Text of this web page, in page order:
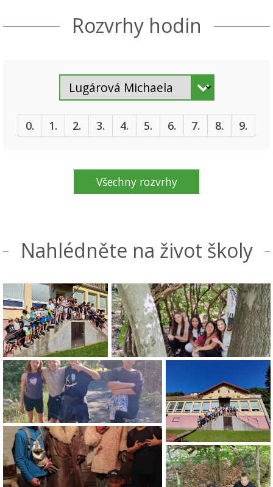
Rozvrhy hodin
0. 1. 2. 3. 4. 5. 6. 7. 8. 9.
Všechny rozvrhy
Nahlédněte na život školy